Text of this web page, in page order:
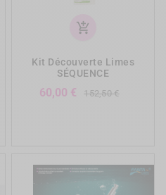
add_shopping_cart
Kit Découverte Limes
SÉQUENCE
60,00 € 152,50 €